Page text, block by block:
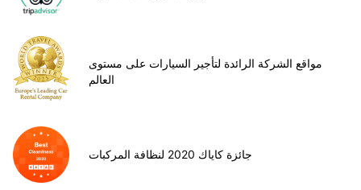
مواقع الشركة الرائدة لتأجير السيارات على مستوى
العالم
جائزة كاياك 2020 لنظافة المركبات